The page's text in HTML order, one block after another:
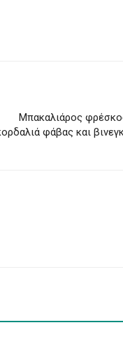
Μπακαλιάρος
φάβας και